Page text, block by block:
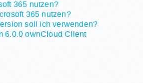
365 nutzen?
365 nutzen?
soll ich verwenden?
6.0.0 ownCloud Client